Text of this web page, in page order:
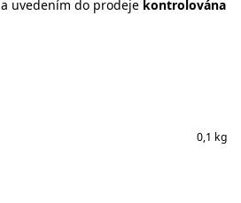
a uvedením do prodeje kontrolována
0,1 kg